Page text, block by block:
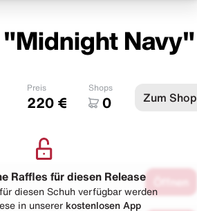
"Midnight Navy"
Preis
220 €
Shops
0 Zum Shop
Raffles für diesen Release
diesen Schuh verfügbar werden
in unserer kostenlosen App